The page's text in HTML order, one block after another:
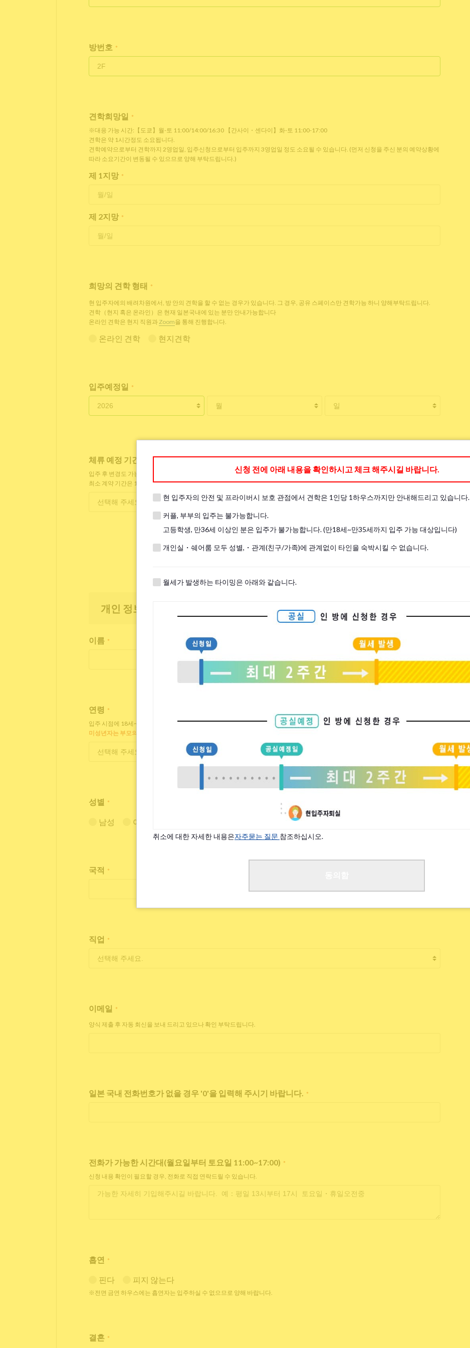
방번호 *
견학희망일 *
※대응 가능 시간:【도쿄】월-토 11:00/14:00/16:30 【간사이・센다이】화-토 11:00-17:00
견학은 약 1시간정도 소요됩니다.
견학예약으로부터 견학까지 2영업일, 입주신청으로부터 입주까지 3영업일 정도 소요될 수 있습니다. (먼저 신청을 주신 분의 예약상황에
따라 소요기간이 변동될 수 있으므로 양해 부탁드립니다.)
제 1지망 *
제 2지망 *
희망의 견학 형태 *
현 입주자에의 배려차원에서, 방 안의 견학을 할 수 없는 경우가 있습니다. 그 경우, 공유 스페이스만 견학가능 하니 양해부탁드립니다.
견학（현지 혹은 온라인）은 현재 일본국내에 있는 분만 안내가능합니다
온라인 견학은 현지 직원과Zoom을 통해 진행합니다.
온라인 견학 현지견학
입주예정일 *
체류 예정 기간
입주 후 변경도 가능합니다.
최소 계약 기간은 1개월입니다.
개인 정보
이름 *
연령 *
입주 시점에 18세~35세인 분만 입주 가능합니다.
미성년자는 부모의 동의가 필요합니다.
성별 *
남성 여성
국적 *
직업 *
이메일 *
양식 제출 후 자동 회신을 보내 드리고 있으나 확인 부탁드립니다.
일본 국내 전화번호가 없을 경우 '0'을 입력해 주시기 바랍니다. *
전화가 가능한 시간대(월요일부터 토요일 11:00~17:00) *
신청 내용 확인이 필요할 경우, 전화로 직접 연락드릴 수 있습니다.
흡연 *
핀다 피지 않는다
※전면 금연 하우스에는 흡연자는 입주하실 수 없으므로 양해 바랍니다.
결혼 *
신청 전에 아래 내용을 확인하시고 체크 해주시길 바랍니다.
현 입주자의 안전 및 프라이버시 보호 관점에서 견학은 1인당 1하우스까지만 안내해드리고 있습니다.
커플, 부부의 입주는 불가능합니다.
고등학생, 만36세 이상인 분은 입주가 불가능합니다. (만18세~만35세까지 입주 가능 대상입니다)
개인실・쉐어룸 모두 성별,・관계(친구/가족)에 관계없이 타인을 숙박시킬 수 없습니다.
월세가 발생하는 타이밍은 아래와 같습니다.
취소에 대한 자세한 내용은자주묻는 질문 참조하십시오.